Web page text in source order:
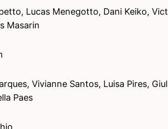
Lucas Menegotto, Dani Keiko,
Masarin
Vivianne Santos, Luisa Pires,
Paes